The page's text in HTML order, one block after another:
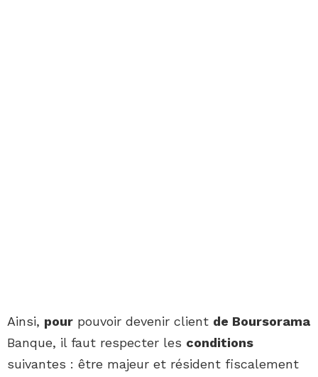
Ainsi, pour pouvoir devenir client de Boursorama
Banque, il faut respecter les conditions
suivantes : être majeur et résident fiscalement